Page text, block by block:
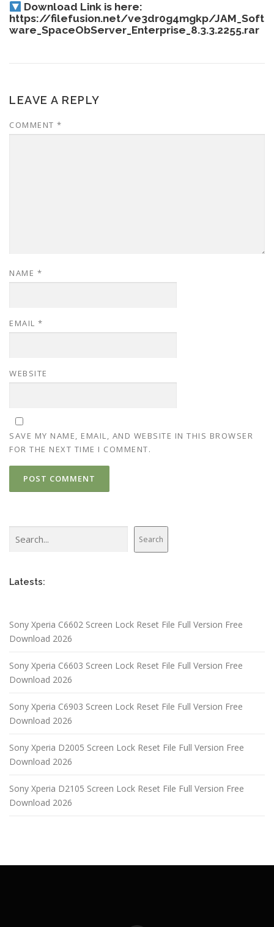
Download Link is here:
https://filefusion.net/ve3dr0g4mgkp/JAM_Soft
ware_SpaceObServer_Enterprise_8.3.3.2255.rar
LEAVE A REPLY
COMMENT *
NAME *
EMAIL *
WEBSITE
SAVE MY NAME, EMAIL, AND WEBSITE IN THIS BROWSER
FOR THE NEXT TIME I COMMENT.
Search
Latests:
Sony Xperia C6602 Screen Lock Reset File Full Version Free
Download 2026
Sony Xperia C6603 Screen Lock Reset File Full Version Free
Download 2026
Sony Xperia C6903 Screen Lock Reset File Full Version Free
Download 2026
Sony Xperia D2005 Screen Lock Reset File Full Version Free
Download 2026
Sony Xperia D2105 Screen Lock Reset File Full Version Free
Download 2026